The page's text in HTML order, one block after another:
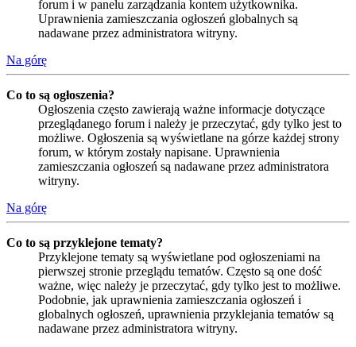
forum i w panelu zarządzania kontem użytkownika.
Uprawnienia zamieszczania ogłoszeń globalnych są
nadawane przez administratora witryny.
Na górę
Co to są ogłoszenia?
Ogłoszenia często zawierają ważne informacje dotyczące
przeglądanego forum i należy je przeczytać, gdy tylko jest to
możliwe. Ogłoszenia są wyświetlane na górze każdej strony
forum, w którym zostały napisane. Uprawnienia
zamieszczania ogłoszeń są nadawane przez administratora
witryny.
Na górę
Co to są przyklejone tematy?
Przyklejone tematy są wyświetlane pod ogłoszeniami na
pierwszej stronie przeglądu tematów. Często są one dość
ważne, więc należy je przeczytać, gdy tylko jest to możliwe.
Podobnie, jak uprawnienia zamieszczania ogłoszeń i
globalnych ogłoszeń, uprawnienia przyklejania tematów są
nadawane przez administratora witryny.